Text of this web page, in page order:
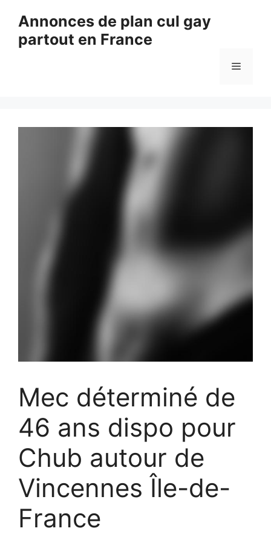
contenu
Annonces de plan cul gay
partout en France
Menu
Mec déterminé de
46 ans dispo pour
Chub autour de
Vincennes Île-de-
France